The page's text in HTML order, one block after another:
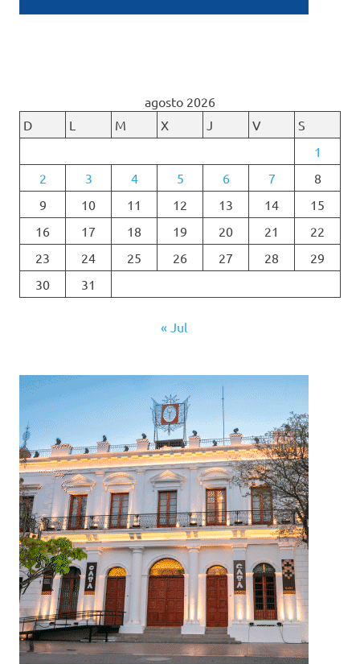
agosto 2026
D
L M X J V
S
1
2
3 4 5 6 7
8
9
10 11 12 13 14
15
16
17 18 19 20 21
22
23
24 25 26 27 28
29
30
31
« Jul